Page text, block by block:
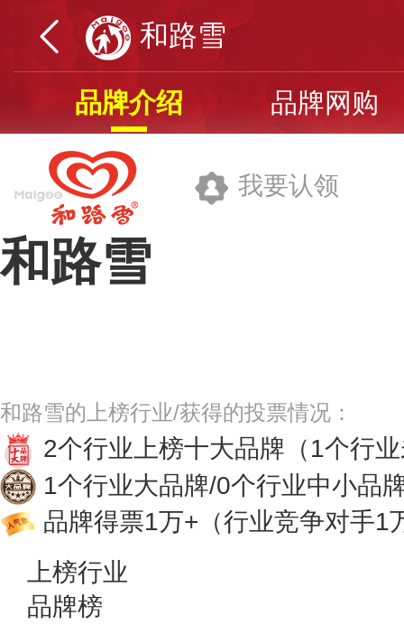
和路雪
品牌介绍 品牌网购
我要认领
和路雪
和路雪的上榜行业/获得的投票情况：
2个行业上榜十大品牌 （1个行
1个行业大品牌/0个行业中小品
品牌得票1万+ （行业竞争对手1
上榜行业
品牌榜